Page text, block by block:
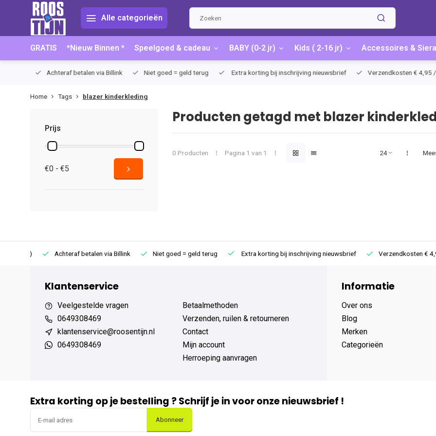
Alle categorieën
GRATIS *Nieuw Binnen * Speelgoed & cadeau BABY (0-2 jr) Kids ( 2-16 jr) Accessoires &
Achteraf betalen via Billink Niet goed = geld terug Extra korting bij inschrijving nieuwsbrief Verzendkosten € 4,95 /
Home Tags blazer kinderkleding
Prijs
€0 - €5
Producten getagd met blazer
0 Producten Pagina 1 van 1
Achteraf betalen via Billink Niet goed = geld terug Extra korting bij inschrijving nieuwsbrief Verzendkosten € 4,95
Klantenservice
Veelgestelde vragen
0649308469
klantenservice@roosentijn.nl
0649308469
Betaalmethoden
Verzenden, ruilen & retourneren
Contact
Mijn account
Herroeping aanvragen
Informatie
Over ons
Blog
Merken
Categorieën
Extra korting op je bestelling ? Schrijf je in voor onze nieuwsbrief !
Abonneer